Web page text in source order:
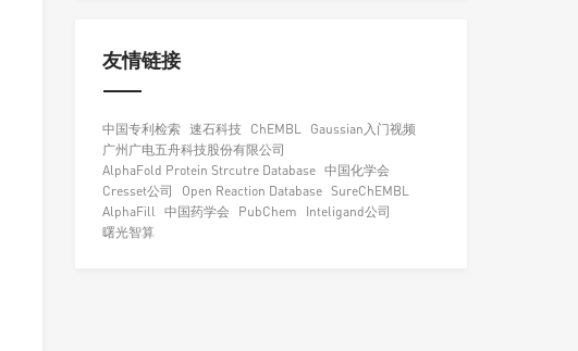
友情链接
中国专利检索 速石科技 ChEMBL Gaussian入门视频
广州广电五舟科技股份有限公司
AlphaFold Protein Strcutre Database 中国化学会
Cresset公司
Open Reaction Database SureChEMBL
AlphaFill
中国药学会 PubChem
Inteligand公司
曙光智算